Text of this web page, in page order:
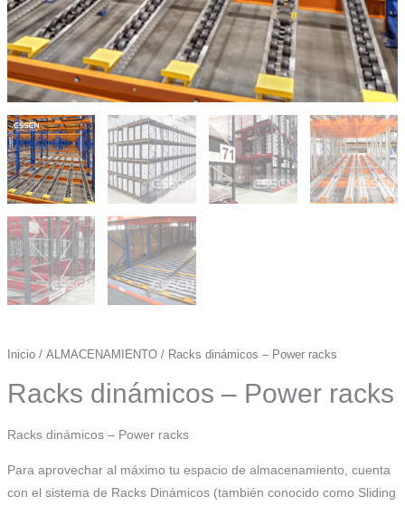
Inicio/ ALMACENAMIENTO/ Racks dinámicos – Power racks
Racks dinámicos – Power racks
Racks dinámicos – Power racks
Para aprovechar al máximo tu espacio de almacenamiento, cuenta
con el sistema de Racks Dinámicos (también conocido como Sliding